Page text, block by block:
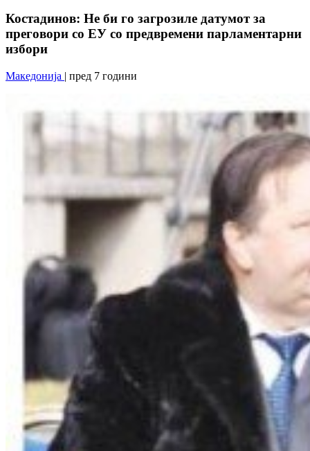
Костадинов: Не би го загрозиле датумот за
преговори со ЕУ со предвремени парламентарни
избори
Македонија | пред 7 години